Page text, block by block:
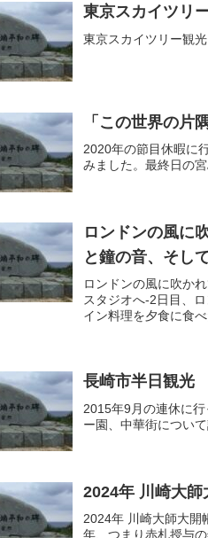
東京スカイツリ
東京スカイツリー観光
「この世界の片
2020年の節目休暇に
みました。最終日の
ロンドンの風に
と鐘の音、そし
ロンドンの風に吹か
スタジオへ-2日目、
イン料理を夕食に食
長崎市半日観光
2015年9月の連休に
ー園、中華街につい
2024年 川崎大
2024年 川崎大師大開
年、つまり赤札授与